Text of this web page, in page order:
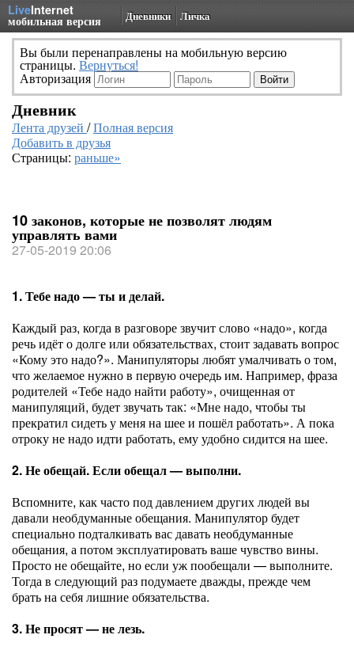
LiveInternet
мобильная версия Дневники Личка
Вы были перенаправлены на мобильную версию
страницы. Вернуться!
Авторизация
Дневник
Лента друзей /Полная версия
Добавить в друзья
Страницы: раньше»
10 законов, которые не позволят людям
управлять вами
27-05-2019 20:06
1. Тебе надо — ты и делай.
Каждый раз, когда в разговоре звучит слово «надо», когда
речь идёт о долге или обязательствах, стоит задавать вопрос
«Кому это надо?». Манипуляторы любят умалчивать о том,
что желаемое нужно в первую очередь им. Например, фраза
родителей «Тебе надо найти работу», очищенная от
манипуляций, будет звучать так: «Мне надо, чтобы ты
прекратил сидеть у меня на шее и пошёл работать». А пока
отроку не надо идти работать, ему удобно сидится на шее.
2. Не обещай. Если обещал — выполни.
Вспомните, как часто под давлением других людей вы
давали необдуманные обещания. Манипулятор будет
специально подталкивать вас давать необдуманные
обещания, а потом эксплуатировать ваше чувство вины.
Просто не обещайте, но если уж пообещали — выполните.
Тогда в следующий раз подумаете дважды, прежде чем
брать на себя лишние обязательства.
3. Не просят — не лезь.